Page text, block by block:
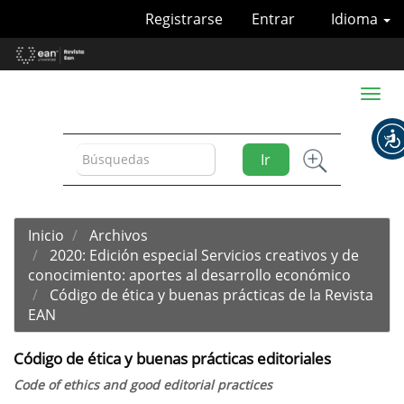
Contenido
principal
Idioma
Registrarse Entrar
Ir
Toggle
Inicio
Archivos
2020: Edición especial Servicios creativos y de
conocimiento: aportes al desarrollo económico
Código de ética y buenas prácticas de la Revista
EAN
Código de ética y buenas prácticas editoriales
Code of ethics and good editorial practices